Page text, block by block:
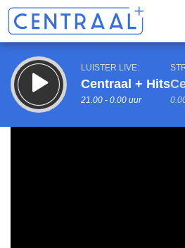
LUISTER LIVE:
Centraal + Hits
21.00 - 0.00 uur